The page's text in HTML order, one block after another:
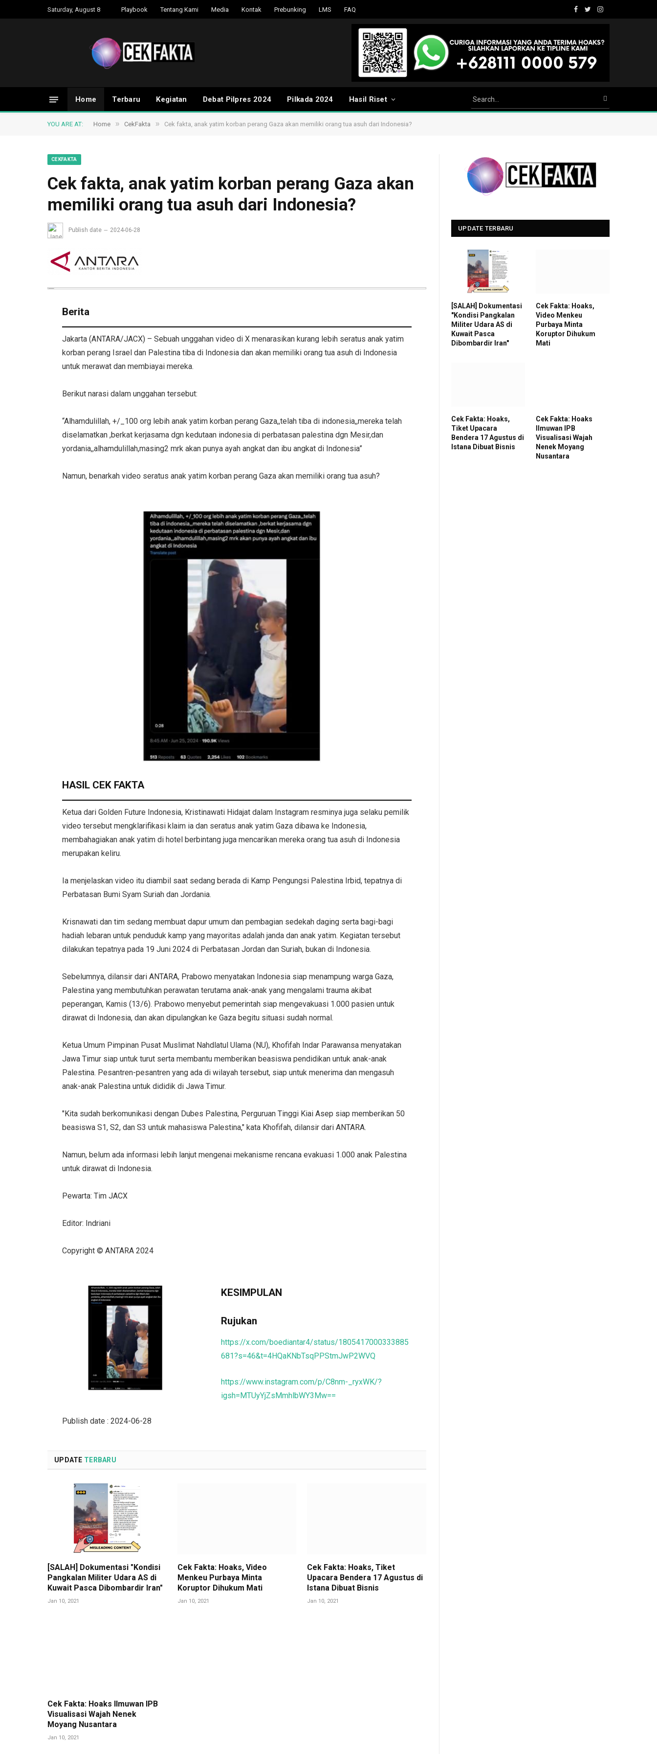
Saturday, August 8 Playbook Tentang Kami Media Kontak Prebunking LMS FAQ
Facebook
TwitterInstagram
Home Terbaru Kegiatan Debat Pilpres 2024 Pilkada 2024 Hasil Riset
YOU ARE AT: Home » CekFakta » Cek fakta, anak yatim korban perang Gaza akan memiliki orang tua asuh dari Indonesia?
CEKFAKTA
Cek fakta, anak yatim korban perang Gaza akan
memiliki orang tua asuh dari Indonesia?
Publish date 2024-06-28
Berita
Jakarta (ANTARA/JACX) – Sebuah unggahan video di X menarasikan kurang lebih seratus anak yatim
korban perang Israel dan Palestina tiba di Indonesia dan akan memiliki orang tua asuh di Indonesia
untuk merawat dan membiayai mereka.
Berikut narasi dalam unggahan tersebut:
“Alhamdulillah, +/_100 org lebih anak yatim korban perang Gaza,,telah tiba di indonesia,,mereka telah
diselamatkan ,berkat kerjasama dgn kedutaan indonesia di perbatasan palestina dgn Mesir,dan
yordania,,alhamdulillah,masing2 mrk akan punya ayah angkat dan ibu angkat di Indonesia”
Namun, benarkah video seratus anak yatim korban perang Gaza akan memiliki orang tua asuh?
HASIL CEK FAKTA
Ketua dari Golden Future Indonesia, Kristinawati Hidajat dalam Instagram resminya juga selaku pemilik
video tersebut mengklarifikasi klaim ia dan seratus anak yatim Gaza dibawa ke Indonesia,
membahagiakan anak yatim di hotel berbintang juga mencarikan mereka orang tua asuh di Indonesia
merupakan keliru.
Ia menjelaskan video itu diambil saat sedang berada di Kamp Pengungsi Palestina Irbid, tepatnya di
Perbatasan Bumi Syam Suriah dan Jordania.
Krisnawati dan tim sedang membuat dapur umum dan pembagian sedekah daging serta bagi-bagi
hadiah lebaran untuk penduduk kamp yang mayoritas adalah janda dan anak yatim. Kegiatan tersebut
dilakukan tepatnya pada 19 Juni 2024 di Perbatasan Jordan dan Suriah, bukan di Indonesia.
Sebelumnya, dilansir dari ANTARA, Prabowo menyatakan Indonesia siap menampung warga Gaza,
Palestina yang membutuhkan perawatan terutama anak-anak yang mengalami trauma akibat
peperangan, Kamis (13/6). Prabowo menyebut pemerintah siap mengevakuasi 1.000 pasien untuk
dirawat di Indonesia, dan akan dipulangkan ke Gaza begitu situasi sudah normal.
Ketua Umum Pimpinan Pusat Muslimat Nahdlatul Ulama (NU), Khofifah Indar Parawansa menyatakan
Jawa Timur siap untuk turut serta membantu memberikan beasiswa pendidikan untuk anak-anak
Palestina. Pesantren-pesantren yang ada di wilayah tersebut, siap untuk menerima dan mengasuh
anak-anak Palestina untuk dididik di Jawa Timur.
"Kita sudah berkomunikasi dengan Dubes Palestina, Perguruan Tinggi Kiai Asep siap memberikan 50
beasiswa S1, S2, dan S3 untuk mahasiswa Palestina," kata Khofifah, dilansir dari ANTARA.
Namun, belum ada informasi lebih lanjut mengenai mekanisme rencana evakuasi 1.000 anak Palestina
untuk dirawat di Indonesia.
Pewarta: Tim JACX
Editor: Indriani
Copyright © ANTARA 2024
KESIMPULAN
Rujukan
https://x.com/boediantar4/status/1805417000333885
681?s=46&t=4HQaKNbTsqPPStmJwP2WVQ
https://www.instagram.com/p/C8nm-_ryxWK/?
igsh=MTUyYjZsMmhlbWY3Mw==
Publish date : 2024-06-28
UPDATE TERBARU
[SALAH] Dokumentasi "Kondisi
Pangkalan Militer Udara AS di
Kuwait Pasca Dibombardir Iran"
Jan 10, 2021
Cek Fakta: Hoaks, Video
Menkeu Purbaya Minta
Koruptor Dihukum Mati
Jan 10, 2021
Cek Fakta: Hoaks, Tiket
Upacara Bendera 17 Agustus di
Istana Dibuat Bisnis
Jan 10, 2021
Cek Fakta: Hoaks Ilmuwan IPB
Visualisasi Wajah Nenek
Moyang Nusantara
Jan 10, 2021
UPDATE TERBARU
[SALAH] Dokumentasi
"Kondisi Pangkalan
Militer Udara AS di
Kuwait Pasca
Dibombardir Iran"
Cek Fakta: Hoaks,
Video Menkeu
Purbaya Minta
Koruptor Dihukum
Mati
Cek Fakta: Hoaks,
Tiket Upacara
Bendera 17 Agustus di
Istana Dibuat Bisnis
Cek Fakta: Hoaks
Ilmuwan IPB
Visualisasi Wajah
Nenek Moyang
Nusantara